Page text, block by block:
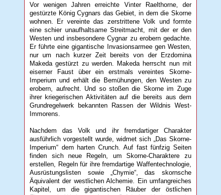
Vor wenigen Jahren erreichte Vinter Raelthorne, der
gestürzte König Cygnars das Gebiet, in dem die Skorne
wohnen. Er vereinte das zerstrittene Volk und formte
eine schier unaufhaltsame Streitmacht, mit der er den
Westen und insbesondere Cygnar zu erobern gedachte.
Er führte eine gigantische Invasionsarmee gen Westen,
nur um nach kurzer Zeit bereits von der Erzdomina
Makeda gestürzt zu werden. Makeda herrscht nun mit
eiserner Faust über ein erstmals vereintes Skorne-
Imperium und erhält die Bemühungen, den Westen zu
erobern, aufrecht. Und so stoßen die Skorne im Zuge
ihrer kriegerischen Aktivitäten auf die bereits aus dem
Grundregelwerk bekannten Rassen der Wildnis West-
Immorens.
Nachdem das Volk und ihr fremdartiger Charakter
ausführlich vorgestellt wurde, widmet sich „Das Skorne-
Imperium“ dem harten Crunch. Auf fast fünfzig Seiten
finden sich neue Regeln, um Skorne-Charaktere zu
erstellen, Regeln für ihre fremdartige Waffentechnologie,
Ausrüstungslisten sowie „Chymie“, das skornsche
Äquivalent der westlichen Alchemie. Ein umfangreiches
Kapitel, um die gigantischen Räuber der östlichen